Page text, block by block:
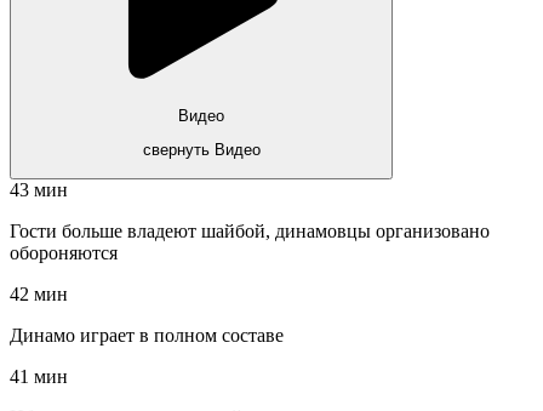
Видео
свернуть Видео
43 мин
Гости больше владеют шайбой, динамовцы организовано
обороняются
42 мин
Динамо играет в полном составе
41 мин